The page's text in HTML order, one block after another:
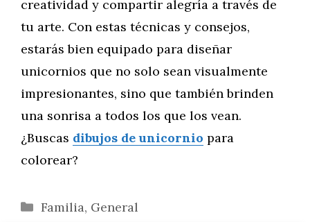
creatividad y compartir alegría a través de
tu arte. Con estas técnicas y consejos,
estarás bien equipado para diseñar
unicornios que no solo sean visualmente
impresionantes, sino que también brinden
una sonrisa a todos los que los vean.
¿Buscas dibujos de unicornio para
colorear?
Categorías
Familia, General